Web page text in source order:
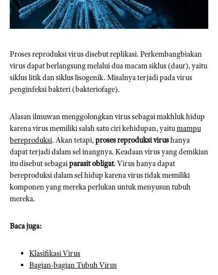
Proses reproduksi virus disebut replikasi. Perkembangbiakan
virus dapat berlangsung melalui dua macam siklus (daur), yaitu
siklus litik dan siklus lisogenik. Misalnya terjadi pada virus
penginfeksi bakteri (bakteriofage).
Alasan ilmuwan menggolongkan virus sebagai makhluk hidup
karena virus memiliki salah satu ciri kehidupan, yaitumampu
bereproduksi. Akan tetapi,proses reproduksi virushanya
dapat terjadi dalam sel inangnya. Keadaan virus yang demikian
itu disebut sebagaiparasit obligat. Virus hanya dapat
bereproduksi dalam sel hidup karena virus tidak memiliki
komponen yang mereka perlukan untuk menyusun tubuh
mereka.
Baca juga:
Klasifikasi Virus
Bagian-bagian Tubuh Virus